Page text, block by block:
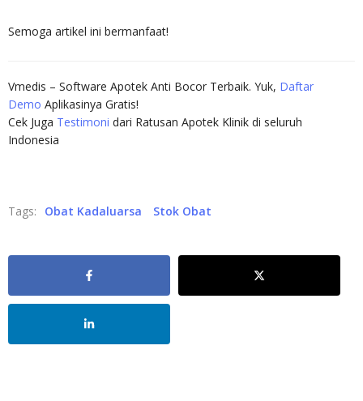
Semoga artikel ini bermanfaat!
Vmedis – Software Apotek Anti Bocor Terbaik. Yuk, Daftar
Demo Aplikasinya Gratis!
Cek Juga Testimoni dari Ratusan Apotek Klinik di seluruh
Indonesia
Tags: Obat Kadaluarsa Stok Obat